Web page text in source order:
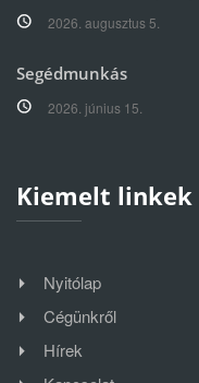
2026. augusztus 5.
Segédmunkás
2026. június 15.
Kiemelt linkek
Nyitólap
Cégünkről
Hírek